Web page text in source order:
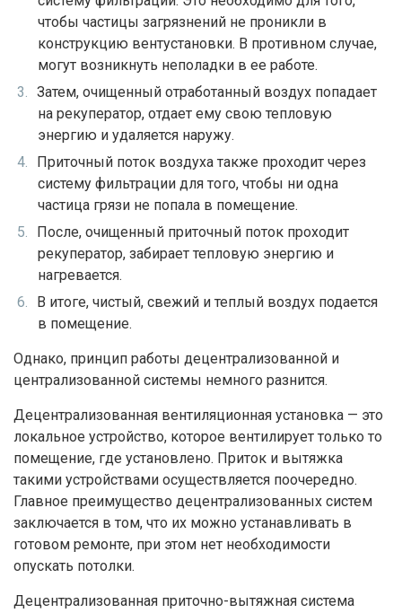
чтобы частицы загрязнений не проникли в
конструкцию вентустановки. В противном случае,
могут возникнуть неполадки в ее работе.
Затем, очищенный отработанный воздух попадает
на рекуператор, отдает ему свою тепловую
энергию и удаляется наружу.
Приточный поток воздуха также проходит через
систему фильтрации для того, чтобы ни одна
частица грязи не попала в помещение.
После, очищенный приточный поток проходит
рекуператор, забирает тепловую энергию и
нагревается.
В итоге, чистый, свежий и теплый воздух подается
в помещение.
Однако, принцип работы децентрализованной и
централизованной системы немного разнится.
Децентрализованная вентиляционная установка — это
локальное устройство, которое вентилирует только то
помещение, где установлено. Приток и вытяжка
такими устройствами осуществляется поочередно.
Главное преимущество децентрализованных систем
заключается в том, что их можно устанавливать в
готовом ремонте, при этом нет необходимости
опускать потолки.
Децентрализованная приточно-вытяжная система